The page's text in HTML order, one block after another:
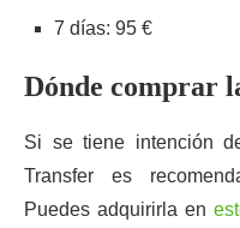
7 días: 95 €
Dónde comprar
Si se tiene intención
Transfer es
Puedes adquirirla en